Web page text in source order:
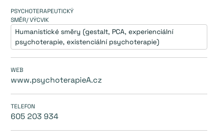
PSYCHOTERAPEUTICKÝ
SMĚR/ VÝCVIK
Humanistické směry (gestalt, PCA, experienciální
psychoterapie, existenciální psychoterapie)
WEB
www.psychoterapieA.cz
TELEFON
605 203 934